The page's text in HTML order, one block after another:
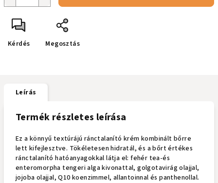
Kérdés Megosztás
Leírás
Termék részletes leírása
Ez a könnyű textúrájú ránctalanító krém kombinált bőrre
lett kifejlesztve. Tökéletesen hidratál, és a bőrt értékes
ránctalanító hatóanyagokkal látja el: fehér tea-és
enteromorpha tengeri alga kivonattal, golgotavirág olajjal,
jojoba olajjal, Q10 koenzimmel, allantoinnal és panthenollal.